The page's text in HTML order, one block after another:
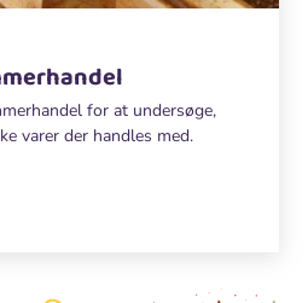
for at undersøge,
varer der handles med.